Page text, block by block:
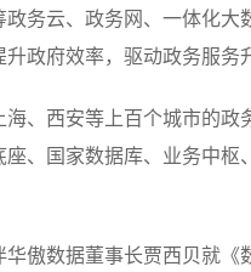
务云、政务网、一体化
政府效率，驱动政务服务
、西安等上百个城市的
、国家数据库、业务中
傲数据董事长贾西贝就